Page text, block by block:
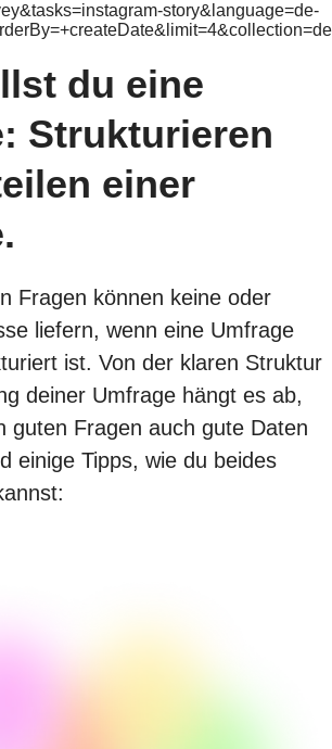
story&language=de-
du eine
Strukturieren
einer
Fragen können keine oder
liefern, wenn eine Umfrage
ist. Von der klaren Struktur
deiner Umfrage hängt es ab,
guten Fragen auch gute Daten
einige Tipps, wie du beides